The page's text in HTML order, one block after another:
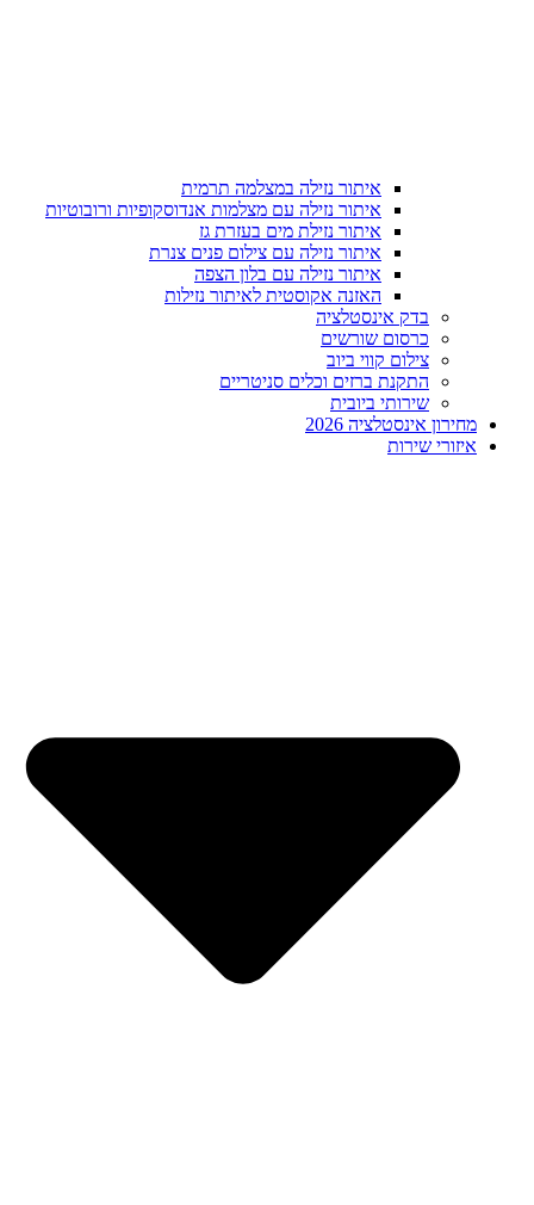
איתור נזילה במצלמה תרמית
איתור נזילה עם מצלמות אנדוסקופיות ורובוטיות
איתור נזילת מים בעזרת גז
איתור נזילה עם צילום פנים צנרת
איתור נזילה עם בלון הצפה
האזנה אקוסטית לאיתור נזילות
בדק אינסטלציה
כרסום שורשים
צילום קווי ביוב
התקנת ברזים וכלים סניטריים
שירותי ביובית
מחירון אינסטלציה 2026
איזורי שירות